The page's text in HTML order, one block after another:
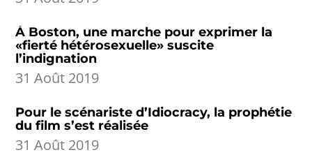
À Boston, une marche pour exprimer la
«fierté hétérosexuelle» suscite
l’indignation
31 Août 2019
Pour le scénariste d’Idiocracy, la prophétie
du film s’est réalisée
31 Août 2019